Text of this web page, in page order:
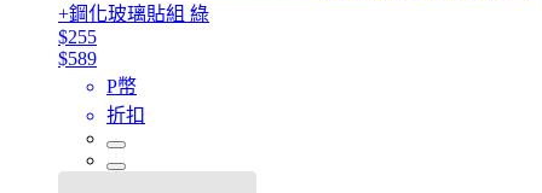
+鋼化玻璃貼組 綠
$255
$589
P幣
折扣